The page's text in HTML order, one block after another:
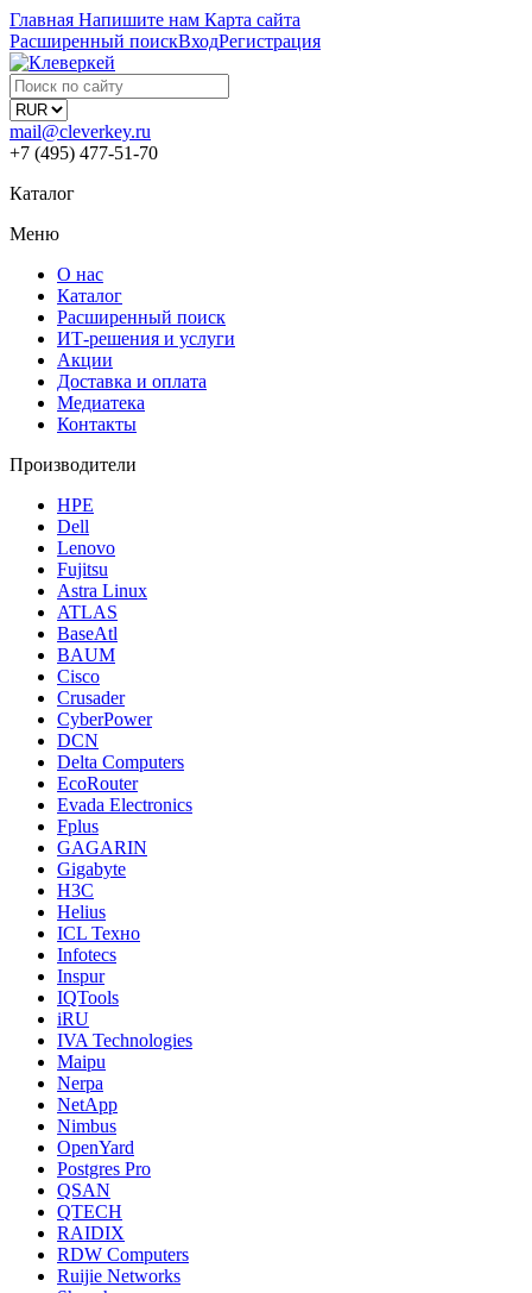
Главная Напишите нам Карта сайта
Расширенный поискВходРегистрация
mail@cleverkey.ru
+7 (495) 477-51-70
Каталог
Меню
О нас
Каталог
Расширенный поиск
ИТ-решения и услуги
Акции
Доставка и оплата
Медиатека
Контакты
Производители
HPE
Dell
Lenovo
Fujitsu
Astra Linux
ATLAS
BaseAtl
BAUM
Cisco
Crusader
CyberPower
DCN
Delta Computers
EcoRouter
Evada Electronics
Fplus
GAGARIN
Gigabyte
H3C
Helius
ICL Техно
Infotecs
Inspur
IQTools
iRU
IVA Technologies
Maipu
Nerpa
NetApp
Nimbus
OpenYard
Postgres Pro
QSAN
QTECH
RAIDIX
RDW Computers
Ruijie Networks